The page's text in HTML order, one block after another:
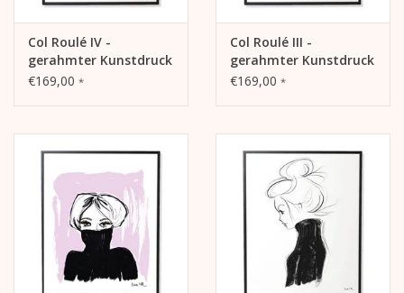
Col Roulé IV -
gerahmter Kunstdruck
€169,00 *
Col Roulé III -
gerahmter Kunstdruck
€169,00 *